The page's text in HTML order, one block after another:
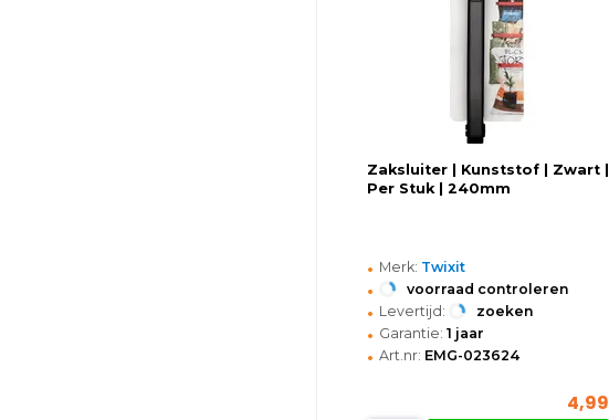
Zaksluiter | Kunststof | Zwart |
Per Stuk | 240mm
• Merk: Twixit
• voorraad controleren
• Levertijd: zoeken
• Garantie: 1 jaar
• Art.nr: EMG-023624
4,99